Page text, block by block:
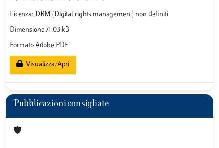
Licenza: DRM (Digital rights management) non definiti
Dimensione 71.03 kB
Formato Adobe PDF
Visualizza/Apri
Pubblicazioni consigliate